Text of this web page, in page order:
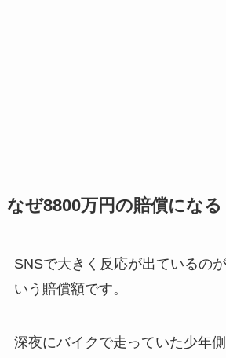
なぜ8800万円の賠償になる
SNSで大きく反応が出ているの
いう賠償額です。
深夜にバイクで走っていた少年